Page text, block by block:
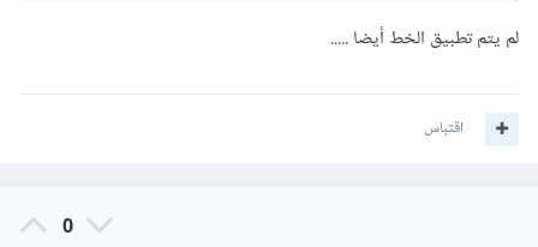
لم يتم تطبيق الخط أيضا .....
اقتباس
0